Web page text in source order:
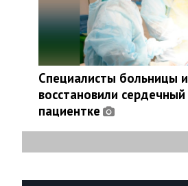
Специалисты больницы
восстановили
пациентке